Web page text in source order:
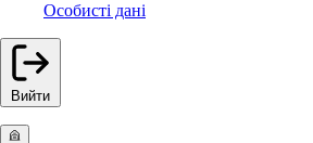
Особисті дані
Вийти